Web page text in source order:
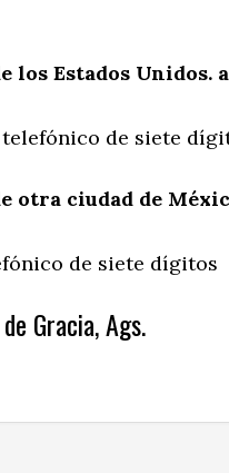
los Estados Unidos.
de siete
otra ciudad de
de siete dígitos
Gracia, Ags.